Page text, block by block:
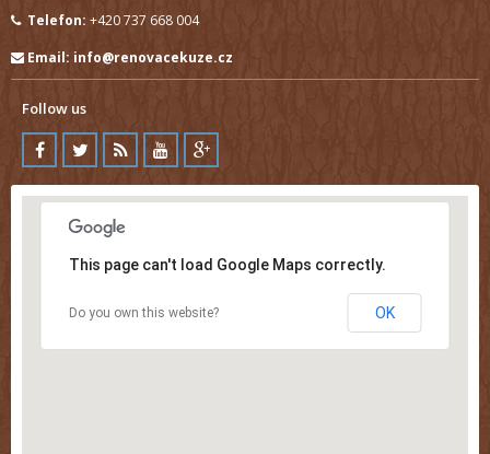
Telefon: +420 737 668 004
Email: info@renovacekuze.cz
Follow us
This page can't load Google Maps correctly.
Do you own this website? OK